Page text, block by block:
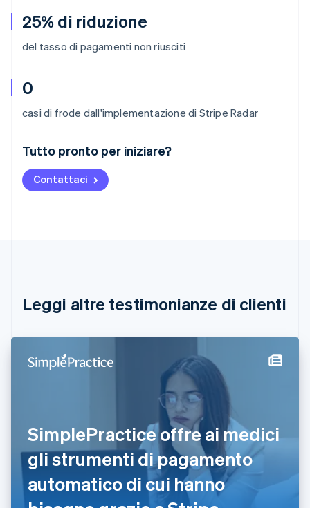
25% di riduzione
del tasso di pagamenti non riusciti
0
casi di frode dall'implementazione di Stripe Radar
Tutto pronto per iniziare?
Contattaci
Leggi altre testimonianze di clienti
SimplePractice offre ai medici
gli strumenti di pagamento
automatico di cui hanno
Australia
English
Austria
DeutschEnglish
English Français
Cina continentale
Cipro
English
Croazia
English
Estonia
English
Finlandia